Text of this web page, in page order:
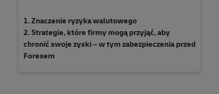
Znaczenie ryzyka walutowego
Strategie, które firmy mogą przyjąć, aby
chronić swoje zyski – w tym zabezpieczenia przed
Forexem